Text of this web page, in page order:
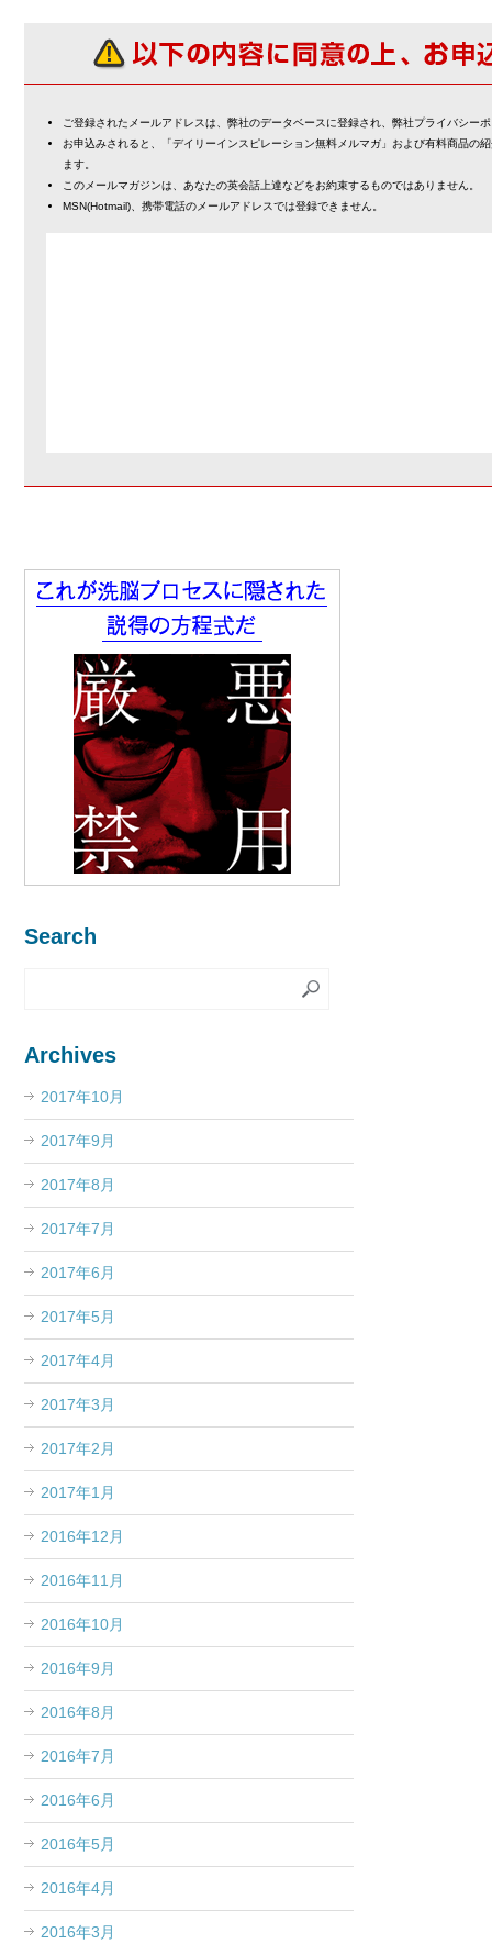
ご登録されたメールアドレスは、弊社のデータベースに登録され、弊社プライバシー
お申込みされると、「デイリーインスピレーション無料メルマガ」および有料商品の
ます。
このメールマガジンは、あなたの英会話上達などをお約束するものではありません。
MSN(Hotmail)、携帯電話のメールアドレスでは登録できません。
Search
Archives
2017年10月
2017年9月
2017年8月
2017年7月
2017年6月
2017年5月
2017年4月
2017年3月
2017年2月
2017年1月
2016年12月
2016年11月
2016年10月
2016年9月
2016年8月
2016年7月
2016年6月
2016年5月
2016年4月
2016年3月